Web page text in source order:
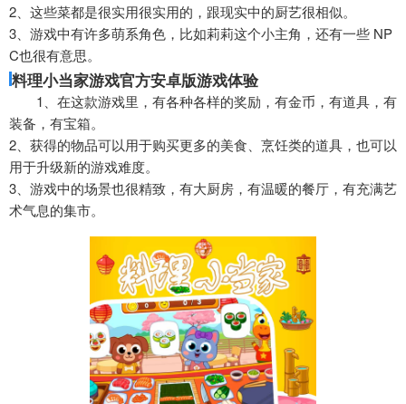
2、这些菜都是很实用很实用的，跟现实中的厨艺很相似。
3、游戏中有许多萌系角色，比如莉莉这个小主角，还有一些 NP
C也很有意思。
料理小当家游戏官方安卓版游戏体验
1、在这款游戏里，有各种各样的奖励，有金币，有道具，有
装备，有宝箱。
2、获得的物品可以用于购买更多的美食、烹饪类的道具，也可以
用于升级新的游戏难度。
3、游戏中的场景也很精致，有大厨房，有温暖的餐厅，有充满艺
术气息的集市。